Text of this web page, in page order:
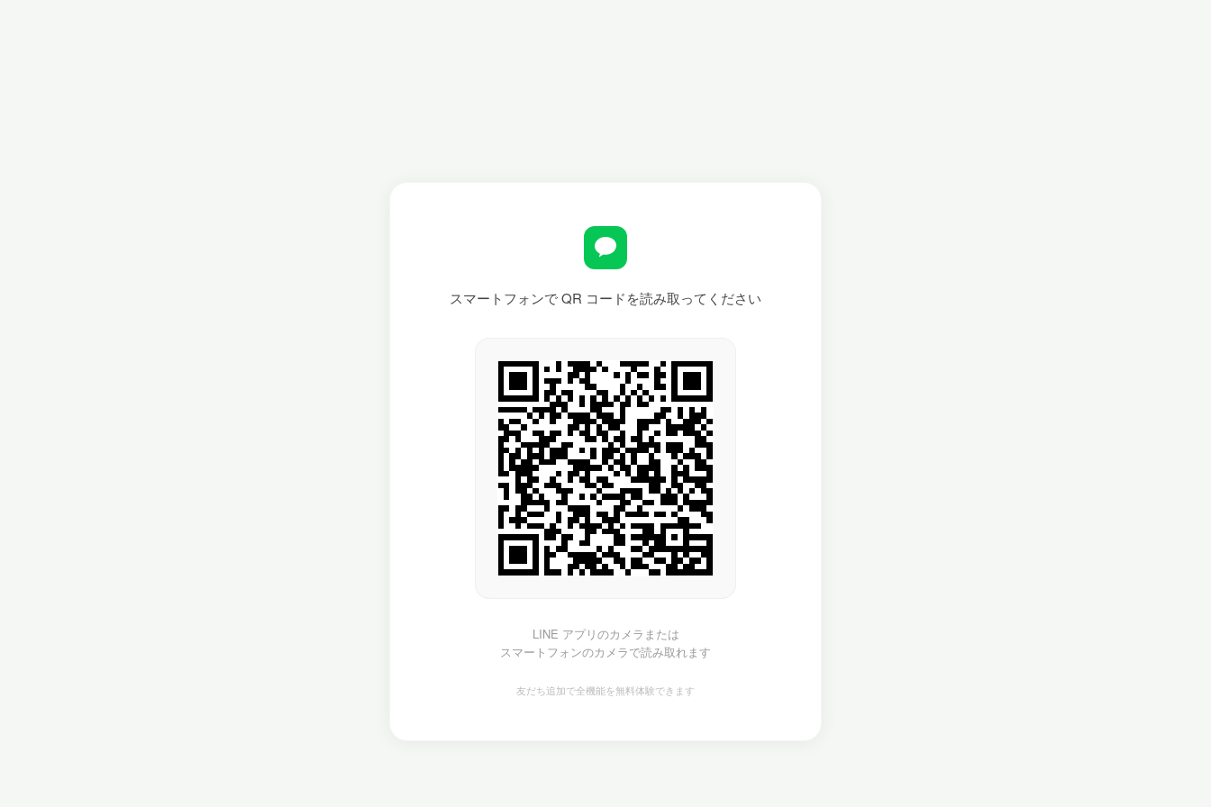
スマートフォンで QR コードを読み取ってください
LINE アプリのカメラまたは
スマートフォンのカメラで読み取れます
友だち追加で全機能を無料体験できます